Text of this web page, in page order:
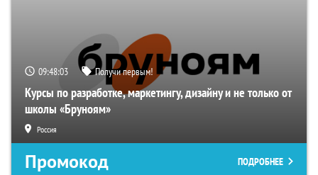
09:48:02 Получи первым!
Курсы по разработке, маркетингу, дизайну и не только от
школы «Бруноям»
Россия
Промокод ПОДРОБНЕЕ